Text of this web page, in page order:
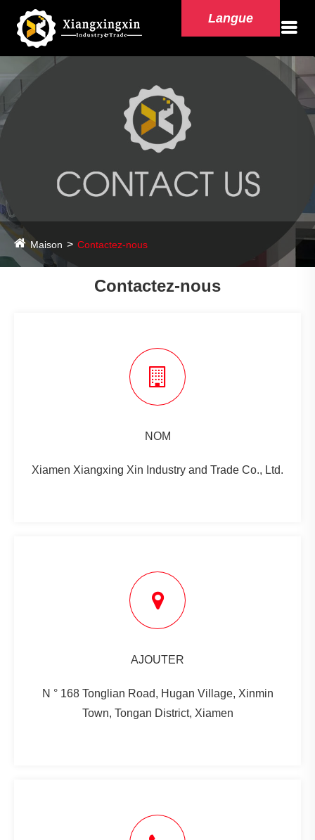
Langue
Maison Contactez-nous
Contactez-nous
NOM
Xiamen Xiangxing Xin Industry and Trade Co., Ltd.
AJOUTER
N ° 168 Tonglian Road, Hugan Village, Xinmin
Town, Tongan District, Xiamen